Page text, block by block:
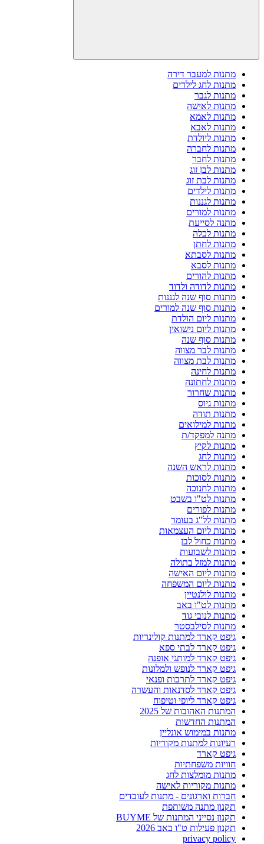
מתנות למעבר דירה
מתנות לחג לילדים
מתנות לגבר
מתנות לאישה
מתנות לאמא
מתנות לאבא
מתנות ליולדת
מתנות לחברה
מתנות לחבר
מתנות לבן זוג
מתנות לבת זוג
מתנות לילדים
מתנות לגננות
מתנות למורים
מתנה לסייעת
מתנות לכלה
מתנות לחתן
מתנות לסבתא
מתנות לסבא
מתנות להורים
מתנות לדודה ולדוד
מתנות סוף שנה לגננות
מתנות סוף שנה למורים
מתנות ליום הולדת
מתנות ליום נישואין
מתנות סוף שנה
מתנות לבר מצווה
מתנות לבת מצווה
מתנות לחינה
מתנות לחתונה
מתנות שחרור
מתנות גיוס
מתנות תודה
מתנות למילואים
מתנה למפקד/ת
מתנות לקיץ
מתנות לחג
מתנות לראש השנה
מתנות לסוכות
מתנות לחנוכה
מתנות לט"ו בשבט
מתנות לפורים
מתנות לל"ג בעומר
מתנות ליום העצמאות
מתנות כחול לבן
מתנות לשבועות
מתנות למזל בתולה
מתנות ליום האישה
מתנות ליום המשפחה
מתנות לולנטיין
מתנות לט"ו באב
מתנות לנובי גוד
מתנות לסילבסטר
גיפט קארד למתנות קולינריות
גיפט קארד לבתי ספא
גיפט קארד למותגי אופנה
גיפט קארד לנופש ולמלונות
גיפט קארד לתרבות ופנאי
גיפט קארד לסדנאות והעשרה
גיפט קארד ליופי וטיפוח
המתנות האהובות של 2025
המתנות החדשות
מתנות במימוש אונליין
רעיונות למתנות מקוריות
גיפט קארד
חוויות משפחתיות
מתנות מומלצות לחג
מתנות מקוריות לאישה
חברות וארגונים - מתנות לעובדים
תקנון מתנה משותפת
תקנון נסייני המתנות של BUYME
תקנון פעילות ט"ו באב 2026
privacy policy